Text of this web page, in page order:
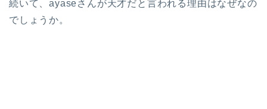
続いて、ayaseさんが天才だと言われる理由はなぜなの
でしょうか。